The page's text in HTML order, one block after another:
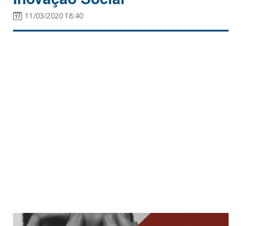
11/03/2020 18:40